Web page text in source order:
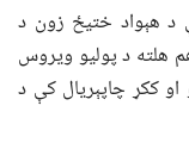
د هېواد ختیځ زون د
هلته د پولیو ویروس
ککړ چاپېریال کې د